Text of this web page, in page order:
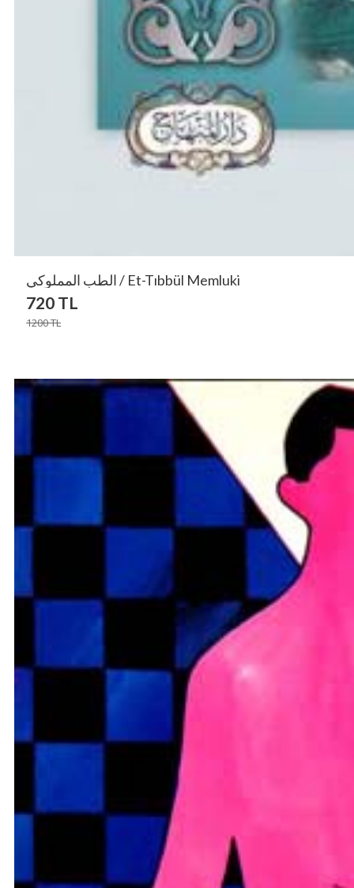
الطب المملوكي / Et-Tıbbül Memluki
720 TL
1200TL